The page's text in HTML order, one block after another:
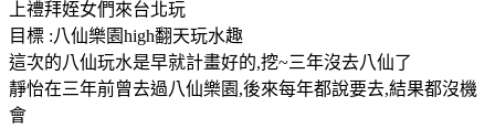
上禮拜姪女們來台北玩
目標 :八仙樂園high翻天玩水趣
這次的八仙玩水是早就計畫好的,挖~三年沒去八仙了
靜怡在三年前曾去過八仙樂園,後來每年都說要去,結果都沒機
會